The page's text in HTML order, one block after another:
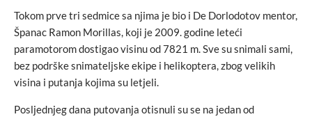
Tokom prve tri sedmice sa njima je bio i De Dorlodotov mentor,
Španac Ramon Morillas, koji je 2009. godine leteći
paramotorom dostigao visinu od 7821 m. Sve su snimali sami,
bez podrške snimateljske ekipe i helikoptera, zbog velikih
visina i putanja kojima su letjeli.
Posljednjeg dana putovanja otisnuli su se na jedan od